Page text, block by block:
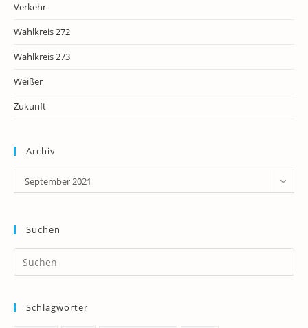
Verkehr
Wahlkreis 272
Wahlkreis 273
Weißer
Zukunft
Archiv
Archiv
September 2021
Suchen
Schlagwörter